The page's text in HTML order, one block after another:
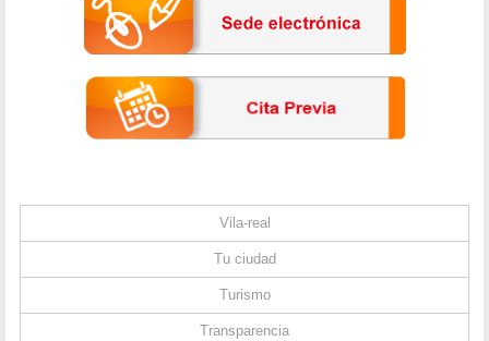
Vila-real
Tu ciudad
Turismo
Transparencia